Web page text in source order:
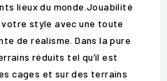
lieux du monde.Jouabilité
votre style avec une toute
de réalisme. Dans la pure
réduits tel qu’il est
cages et sur des terrains